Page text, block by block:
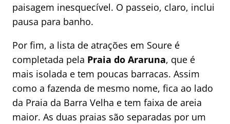
paisagem inesquecível. O passeio, claro, inclui
pausa para banho.
Por fim, a lista de atrações em Soure é
completada pela Praia do Araruna, que é
mais isolada e tem poucas barracas. Assim
como a fazenda de mesmo nome, fica ao lado
da Praia da Barra Velha e tem faixa de areia
maior. As duas praias são separadas por um